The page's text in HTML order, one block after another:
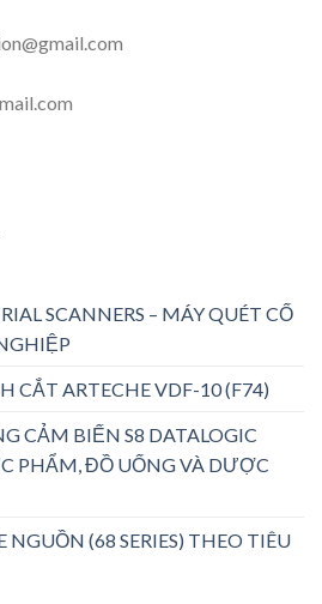
SCANNERS – MÁY QUÉT CỐ
CẮT ARTECHE VDF-10 (F74)
CẢM BIẾN S8 DATALOGIC
PHẨM, ĐỒ UỐNG VÀ DƯỢC
NGUỒN (68 SERIES) THEO TIÊU